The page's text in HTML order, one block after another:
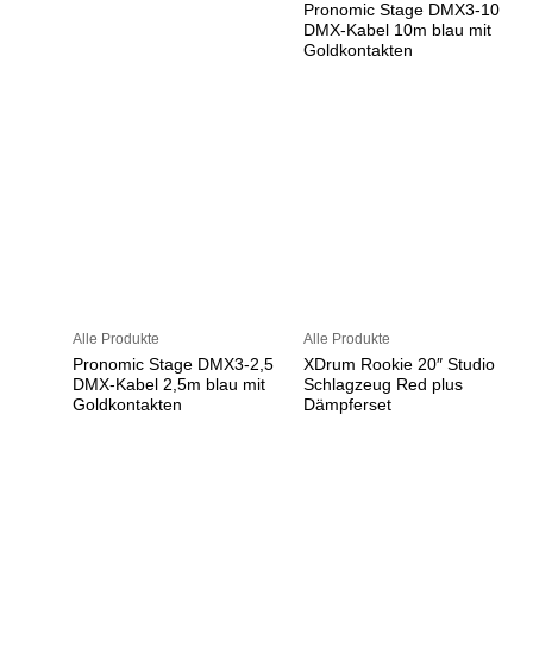
Pronomic Stage DMX3-10
DMX-Kabel 10m blau mit
Goldkontakten
Alle Produkte
Pronomic Stage DMX3-2,5
DMX-Kabel 2,5m blau mit
Goldkontakten
Alle Produkte
XDrum Rookie 20″ Studio
Schlagzeug Red plus
Dämpferset